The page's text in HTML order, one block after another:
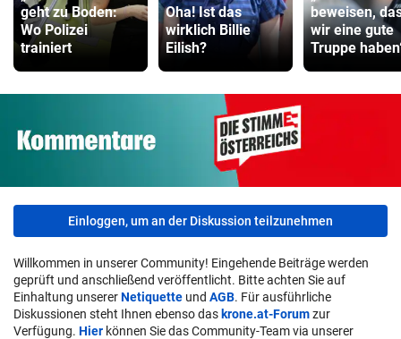
geht zu Boden:
Wo Polizei
trainiert
Oha! Ist das
wirklich Billie
Eilish?
beweisen,
wir eine gute
Truppe
Einloggen, um an der Diskussion teilzunehmen
Willkommen in unserer Community! Eingehende Beiträge werden
geprüft und anschließend veröffentlicht. Bitte achten Sie auf
Einhaltung unsererNetiquette und AGB. Für ausführliche
Diskussionen steht Ihnen ebenso das krone.at-Forumzur
Verfügung. Hier können Sie das Community-Team via unserer